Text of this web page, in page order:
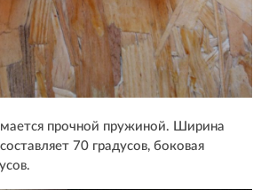
прочной пружиной. Ширина
70 градусов, боковая